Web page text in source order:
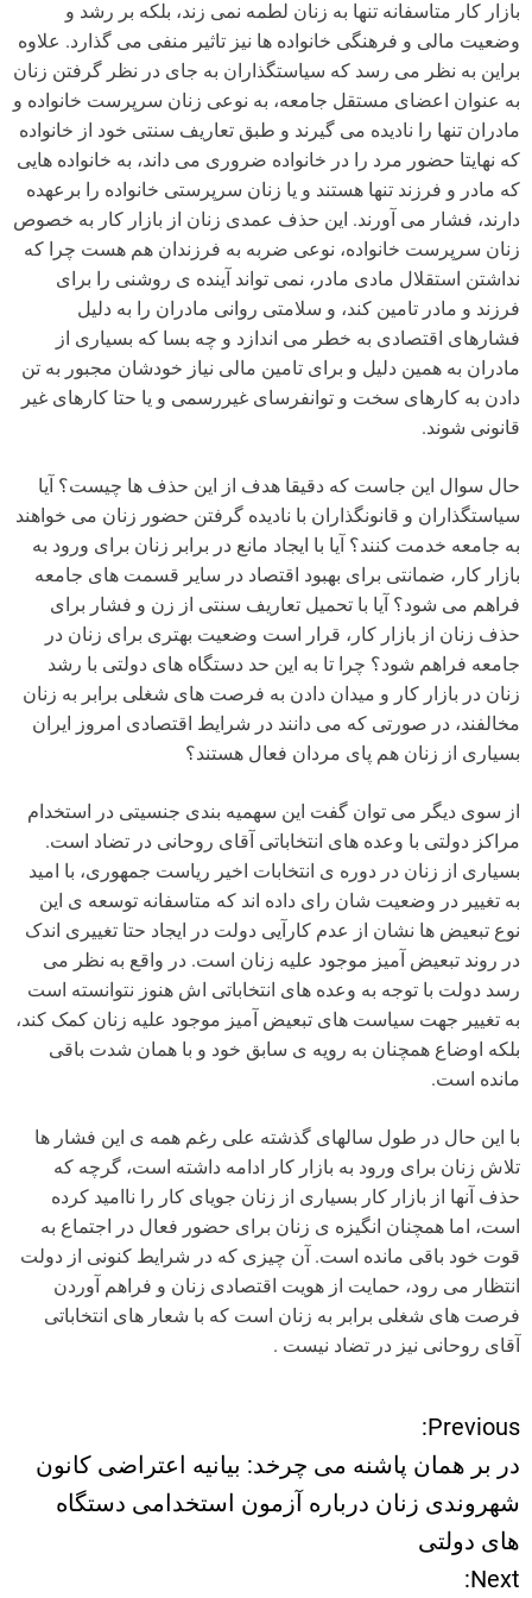
بازار کار متاسفانه تنها به زنان لطمه نمی زند، بلکه بر رشد و
وضعیت مالی و فرهنگی خانواده ها نیز تاثیر منفی می گذارد. علاوه
براین به نظر می رسد که سیاستگذاران به جای در نظر گرفتن زنان
به عنوان اعضای مستقل جامعه، به نوعی زنان سرپرست خانواده و
مادران تنها را نادیده می گیرند و طبق تعاریف سنتی خود از خانواده
که نهایتا حضور مرد را در خانواده ضروری می داند، به خانواده هایی
که مادر و فرزند تنها هستند و یا زنان سرپرستی خانواده را برعهده
دارند، فشار می آورند. این حذف عمدی زنان از بازار کار به خصوص
زنان سرپرست خانواده، نوعی ضربه به فرزندان هم هست چرا که
نداشتن استقلال مادی مادر، نمی تواند آینده ی روشنی را برای
فرزند و مادر تامین کند، و سلامتی روانی مادران را به دلیل
فشارهای اقتصادی به خطر می اندازد و چه بسا که بسیاری از
مادران به همین دلیل و برای تامین مالی نیاز خودشان مجبور به تن
دادن به کارهای سخت و توانفرسای غیررسمی و یا حتا کارهای غیر
قانونی شوند.
حال سوال این جاست که دقیقا هدف از این حذف ها چیست؟ آیا
سیاستگذاران و قانونگذاران با نادیده گرفتن حضور زنان می خواهند
به جامعه خدمت کنند؟ آیا با ایجاد مانع در برابر زنان برای ورود به
بازار کار، ضمانتی برای بهبود اقتصاد در سایر قسمت های جامعه
فراهم می شود؟ آیا با تحمیل تعاریف سنتی از زن و فشار برای
حذف زنان از بازار کار، قرار است وضعیت بهتری برای زنان در
جامعه فراهم شود؟ چرا تا به این حد دستگاه های دولتی با رشد
زنان در بازار کار و میدان دادن به فرصت های شغلی برابر به زنان
مخالفند، در صورتی که می دانند در شرایط اقتصادی امروز ایران
بسیاری از زنان هم پای مردان فعال هستند؟
از سوی دیگر می توان گفت این سهمیه بندی جنسیتی در استخدام
مراکز دولتی با وعده های انتخاباتی آقای روحانی در تضاد است.
بسیاری از زنان در دوره ی انتخابات اخیر ریاست جمهوری، با امید
به تغییر در وضعیت شان رای داده اند که متاسفانه توسعه ی این
نوع تبعیض ها نشان از عدم کارآیی دولت در ایجاد حتا تغییری اندک
در روند تبعیض آمیز موجود علیه زنان است. در واقع به نظر می
رسد دولت با توجه به وعده های انتخاباتی اش هنوز نتوانسته است
به تغییر جهت سیاست های تبعیض آمیز موجود علیه زنان کمک کند،
بلکه اوضاع همچنان به رویه ی سابق خود و با همان شدت باقی
مانده است.
با این حال در طول سالهای گذشته علی رغم همه ی این فشار ها
تلاش زنان برای ورود به بازار کار ادامه داشته است، گرچه که
حذف آنها از بازار کار بسیاری از زنان جویای کار را ناامید کرده
است، اما همچنان انگیزه ی زنان برای حضور فعال در اجتماع به
قوت خود باقی مانده است. آن چیزی که در شرایط کنونی از دولت
انتظار می رود، حمایت از هویت اقتصادی زنان و فراهم آوردن
فرصت های شغلی برابر به زنان است که با شعار های انتخاباتی
آقای روحانی نیز در تضاد نیست .
ر
ا
ه
Previous:
در بر همان پاشنه می چرخد: بیانیه اعتراضی کانون
شهروندی زنان درباره آزمون استخدامی دستگاه
های دولتی
Next: